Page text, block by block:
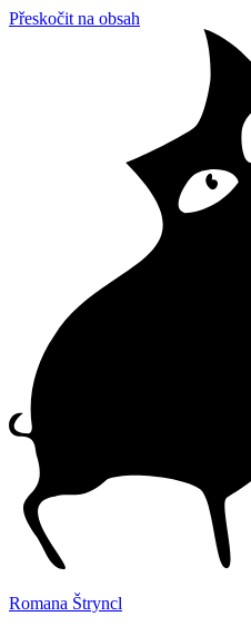
Přeskočit na obsah
Romana Štryncl